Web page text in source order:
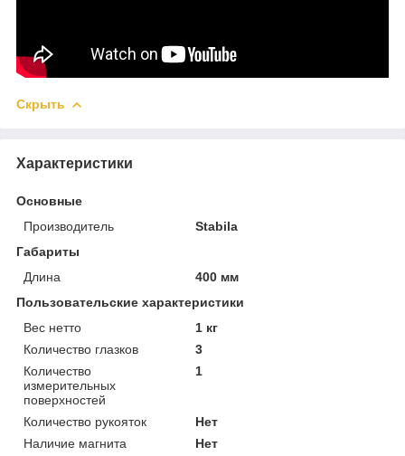
Скрыть
Характеристики
Основные
Производитель
Stabila
Габариты
Длина
400 мм
Пользовательские характеристики
Вес нетто
1 кг
Количество глазков
3
Количество
измерительных
поверхностей
1
Количество рукояток
Нет
Наличие магнита
Нет